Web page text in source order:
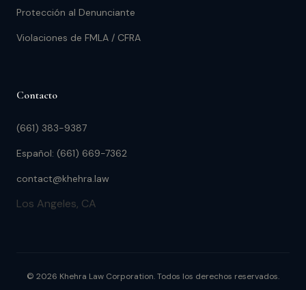
Protección al Denunciante
Violaciones de FMLA / CFRA
Contacto
(661) 383-9387
Español: (661) 669-7362
contact@khehra.law
Los Angeles, CA
© 2026 Khehra Law Corporation. Todos los derechos reservados.